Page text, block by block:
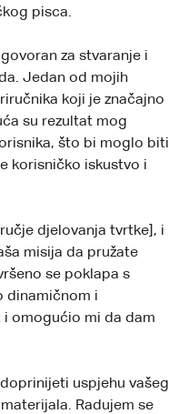
pisca.
za stvaranje i
Jedan od mojih
koji je značajno
su rezultat mog
što bi moglo biti
korisničko iskustvo i
djelovanja tvrtke], i
misija da pružate
se poklapa s
dinamičnom i
omogućio mi da dam
uspjehu vašeg
Radujem se